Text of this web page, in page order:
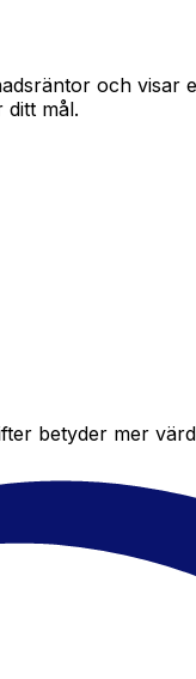
och
ditt mål.
betyder mer